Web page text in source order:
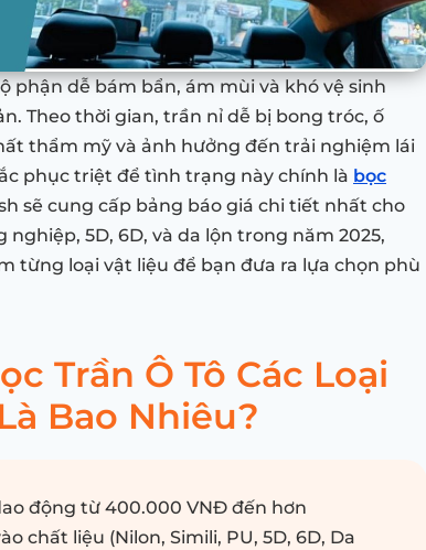
phận dễ bám bẩn, ám mùi và khó vệ sinh
Theo thời gian, trần nỉ dễ bị bong tróc, ố
thẩm mỹ và ảnh hưởng đến trải nghiệm lái
phục triệt để tình trạng này chính là bọc
sẽ cung cấp bảng báo giá chi tiết nhất cho
5D, 6D, và da lộn trong năm 2025,
từng loại vật liệu để bạn đưa ra lựa chọn phù
Trần Ô Tô Các Loại
Bao Nhiêu?
động từ 400.000 VNĐ đến hơn
chất liệu (Nilon, Simili, PU, 5D, 6D, Da